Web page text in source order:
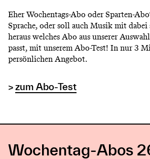
Eher Wochentags-Abo oder Sparten-
Sprache, oder soll auch Musik mit
heraus welches Abo aus unserer
passt, mit unserem Abo-Test! In nur 3
persönlichen Angebot.
>zum Abo-Test
Wochentag-Abos